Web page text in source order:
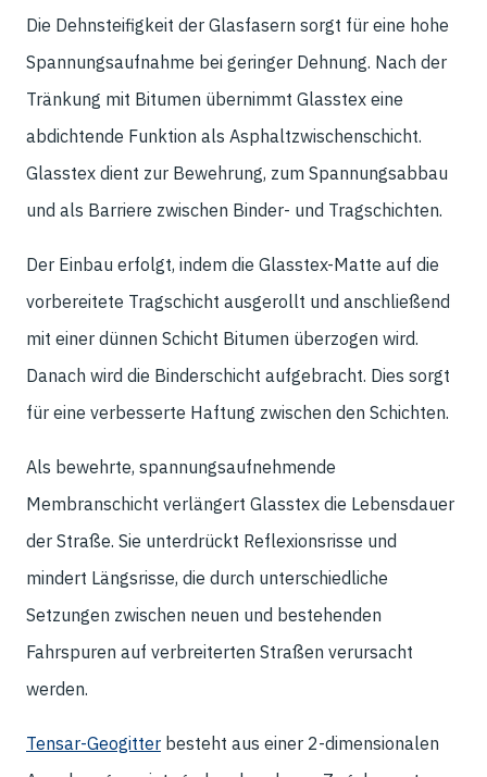
Die Dehnsteifigkeit der Glasfasern sorgt für eine hohe
Spannungsaufnahme bei geringer Dehnung. Nach der
Tränkung mit Bitumen übernimmt Glasstex eine
abdichtende Funktion als Asphaltzwischenschicht.
Glasstex dient zur Bewehrung, zum Spannungsabbau
und als Barriere zwischen Binder- und Tragschichten.
Der Einbau erfolgt, indem die Glasstex-Matte auf die
vorbereitete Tragschicht ausgerollt und anschließend
mit einer dünnen Schicht Bitumen überzogen wird.
Danach wird die Binderschicht aufgebracht. Dies sorgt
für eine verbesserte Haftung zwischen den Schichten.
Als bewehrte, spannungsaufnehmende
Membranschicht verlängert Glasstex die Lebensdauer
der Straße. Sie unterdrückt Reflexionsrisse und
mindert Längsrisse, die durch unterschiedliche
Setzungen zwischen neuen und bestehenden
Fahrspuren auf verbreiterten Straßen verursacht
werden.
Tensar-Geogitter besteht aus einer 2-dimensionalen